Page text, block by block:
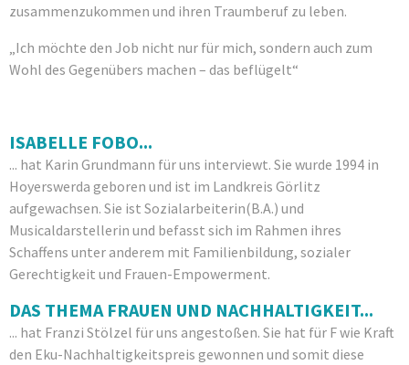
zusammenzukommen und ihren Traumberuf zu leben.
„Ich möchte den Job nicht nur für mich, sondern auch zum
Wohl des Gegenübers machen – das beflügelt“
ISABELLE FOBO...
... hat Karin Grundmann für uns interviewt. Sie wurde 1994 in
Hoyerswerda geboren und ist im Landkreis Görlitz
aufgewachsen. Sie ist Sozialarbeiterin(B.A.) und
Musicaldarstellerin und befasst sich im Rahmen ihres
Schaffens unter anderem mit Familienbildung, sozialer
Gerechtigkeit und Frauen-Empowerment.
DAS THEMA FRAUEN UND NACHHALTIGKEIT...
... hat Franzi Stölzel für uns angestoßen. Sie hat für F wie Kraft
den Eku-Nachhaltigkeitspreis gewonnen und somit diese